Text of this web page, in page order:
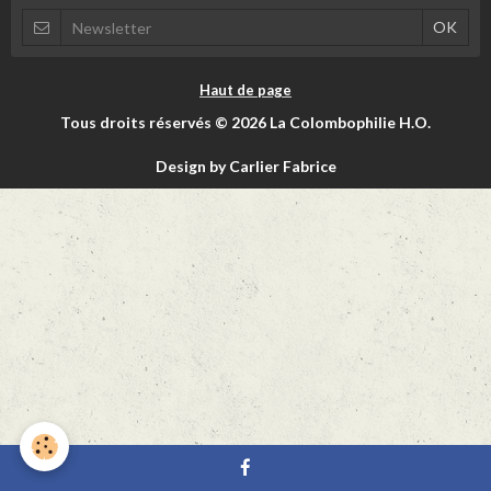
Haut de page
Tous droits réservés © 2026 La Colombophilie H.O.
Design by Carlier Fabrice